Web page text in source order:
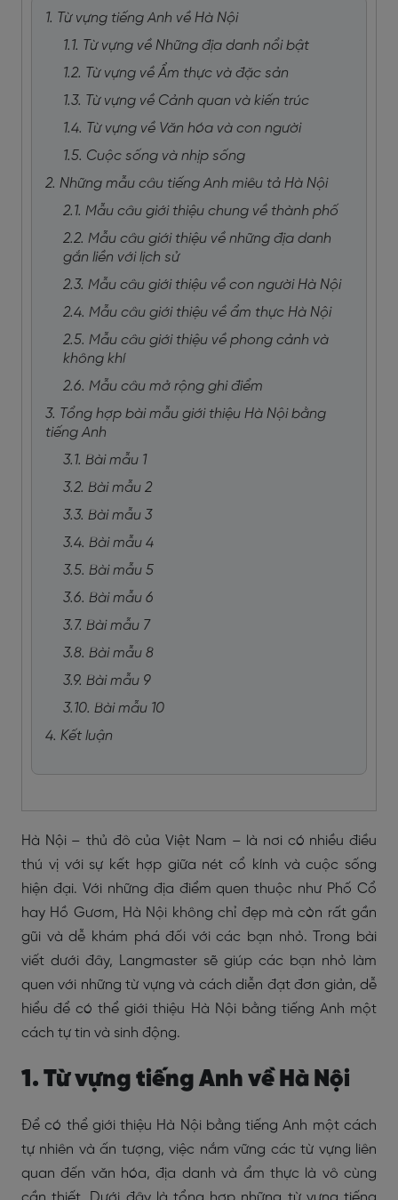
1. Từ vựng tiếng Anh về Hà Nội
1.1. Từ vựng về Những địa danh nổi bật
1.2. Từ vựng về Ẩm thực và đặc sản
1.3. Từ vựng về Cảnh quan và kiến trúc
1.4. Từ vựng về Văn hóa và con người
1.5. Cuộc sống và nhịp sống
2. Những mẫu câu tiếng Anh miêu tả Hà Nội
2.1. Mẫu câu giới thiệu chung về thành phố
2.2. Mẫu câu giới thiệu về những địa danh
gắn liền với lịch sử
2.3. Mẫu câu giới thiệu về con người Hà Nội
2.4. Mẫu câu giới thiệu về ẩm thực Hà Nội
2.5. Mẫu câu giới thiệu về phong cảnh và
không khí
2.6. Mẫu câu mở rộng ghi điểm
3. Tổng hợp bài mẫu giới thiệu Hà Nội bằng
tiếng Anh
3.1. Bài mẫu 1
3.2. Bài mẫu 2
3.3. Bài mẫu 3
3.4. Bài mẫu 4
3.5. Bài mẫu 5
3.6. Bài mẫu 6
3.7. Bài mẫu 7
3.8. Bài mẫu 8
3.9. Bài mẫu 9
3.10. Bài mẫu 10
4. Kết luận
Hà Nội – thủ đô của Việt Nam – là nơi có nhiều điều
thú vị với sự kết hợp giữa nét cổ kính và cuộc sống
hiện đại. Với những địa điểm quen thuộc như Phố Cổ
hay Hồ Gươm, Hà Nội không chỉ đẹp mà còn rất gần
gũi và dễ khám phá đối với các bạn nhỏ. Trong bài
viết dưới đây, Langmaster sẽ giúp các bạn nhỏ làm
quen với những từ vựng và cách diễn đạt đơn giản, dễ
hiểu để có thể giới thiệu Hà Nội bằng tiếng Anh một
cách tự tin và sinh động.
1. Từ vựng tiếng Anh về Hà Nội
Để có thể giới thiệu Hà Nội bằng tiếng Anh một cách
tự nhiên và ấn tượng, việc nắm vững các từ vựng liên
quan đến văn hóa, địa danh và ẩm thực là vô cùng